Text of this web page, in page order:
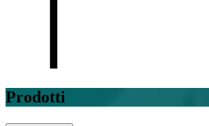
Prodotti